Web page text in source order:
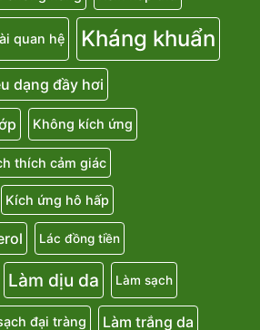
chống nắng Kém hấp thu
quan hệ Kháng khuẩn
dạng đầy hơi
Không kích ứng
thích cảm giác
Kích ứng hô hấp
Lác đồng tiền
Làm dịu da Làm sạch